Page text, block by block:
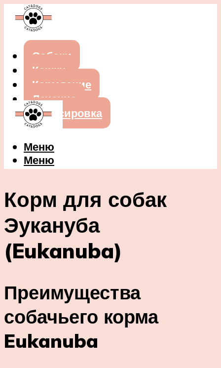
Собаки
Кошки
Кормление
Лечение
Дрессировка
Меню
Меню
Корм для собак
Эукануба
(Eukanuba)
Преимущества
собачьего корма
Eukanuba